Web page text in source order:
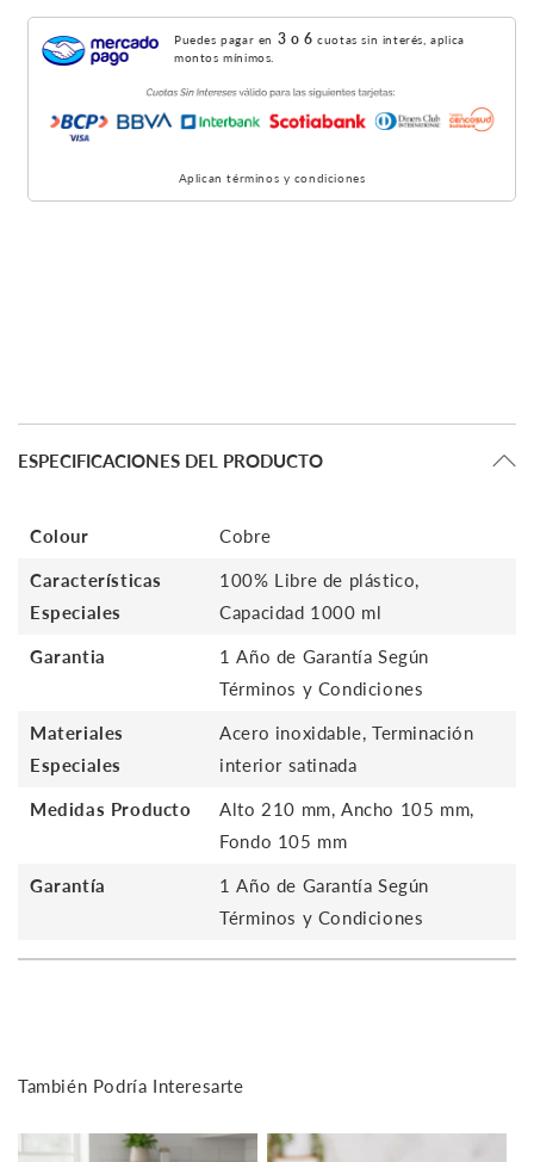
Puedes pagar en 3 o 6 cuotas sin interés, aplica
montos mínimos.
Aplican términos y condiciones
ESPECIFICACIONES DEL PRODUCTO
Colour Cobre
Características
Especiales
100% Libre de plástico,
Capacidad 1000 ml
Garantia
1 Año de Garantía Según
Términos y Condiciones
Materiales
Especiales
Acero inoxidable, Terminación
interior satinada
Medidas Producto
Alto 210 mm, Ancho 105 mm,
Fondo 105 mm
Garantía
1 Año de Garantía Según
Términos y Condiciones
También Podría Interesarte